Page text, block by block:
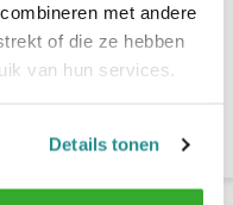
met andere
of die ze hebben
van hun services.
Details tonen
Topchic Color
€ 109,-